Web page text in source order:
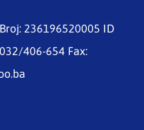
236196520005 ID
406-654 Fax: